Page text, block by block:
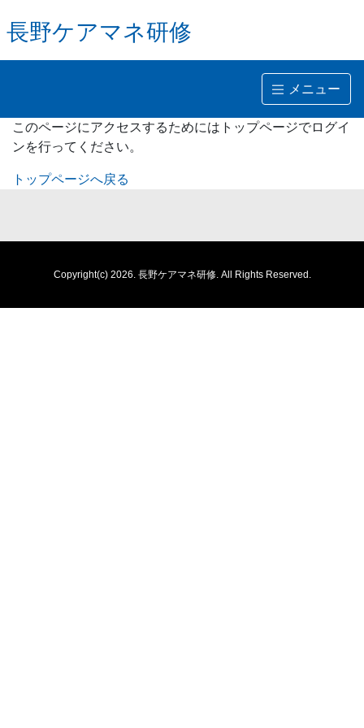
長野ケアマネ研修
メニュー
このページにアクセスするためにはトップページでログイ
ンを行ってください。
トップページへ戻る
Copyright(c) 2026. 長野ケアマネ研修. All Rights Reserved.